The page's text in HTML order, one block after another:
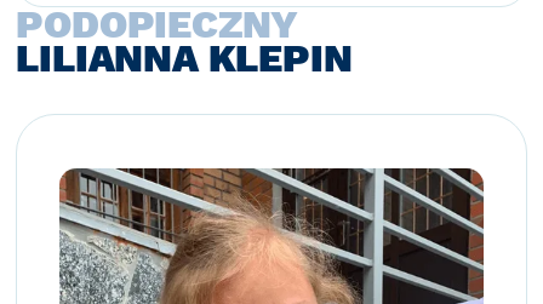
PODOPIECZNY
LILIANNA KLEPIN